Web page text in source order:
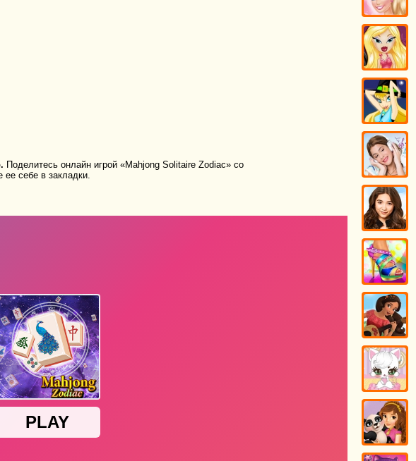
Поделитесь онлайн игрой «Mahjong Solitaire Zodiac» со
ее себе в закладки.